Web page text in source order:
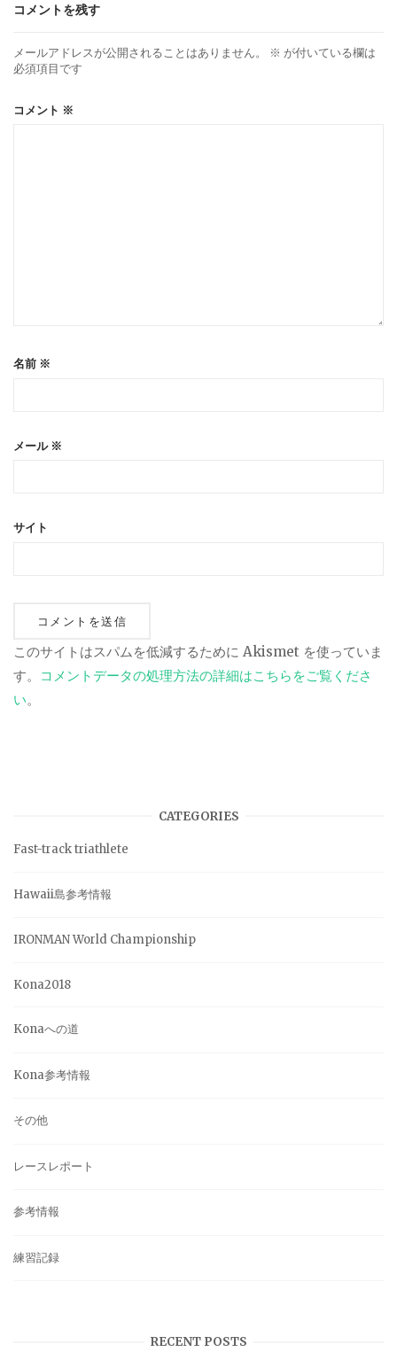
コメントを残す
メールアドレスが公開されることはありません。 ※ が付いている欄は
必須項目です
コメント ※
名前 ※
メール ※
サイト
このサイトはスパムを低減するために Akismet を使っていま
す。
コメントデータの処理方法の詳細はこちらをご覧くださ
い。
CATEGORIES
Fast-track triathlete
Hawaii島参考情報
IRONMAN World Championship
Kona2018
Konaへの道
Kona参考情報
その他
レースレポート
参考情報
練習記録
RECENT POSTS